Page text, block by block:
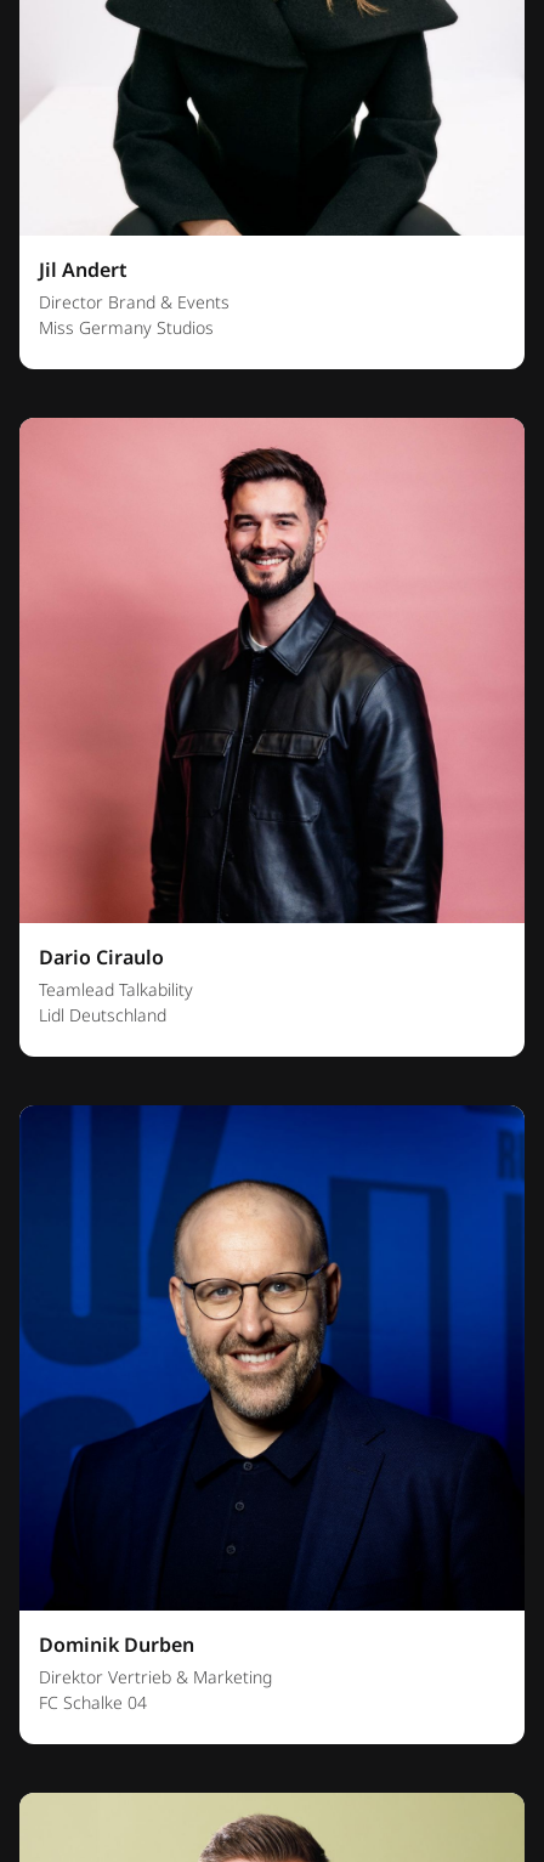
Jil Andert
Director Brand & Events
Miss Germany Studios
Dario Ciraulo
Teamlead Talkability
Lidl Deutschland
Dominik Durben
Direktor Vertrieb & Marketing
FC Schalke 04